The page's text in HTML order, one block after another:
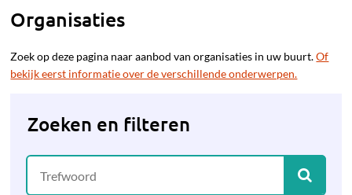
Organisaties
Zoek op deze pagina naar aanbod van organisaties in uw buurt.Of
bekijk eerst informatie over de verschillende onderwerpen.
Zoeken en filteren